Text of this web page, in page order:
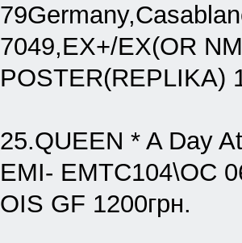
7049,EX+/EX(OR
POSTER(REPLIKA)
25.QUEEN * A Day
EMI- EMTC104\OC
OIS GF 1200грн.